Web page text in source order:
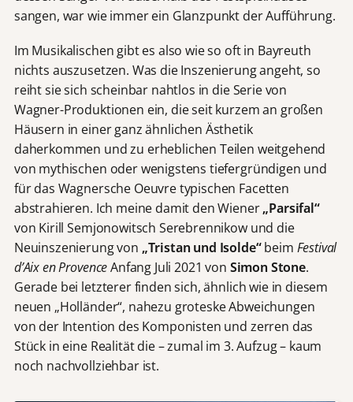
sangen, war wie immer ein Glanzpunkt der Aufführung.
Im Musikalischen gibt es also wie so oft in Bayreuth
nichts auszusetzen. Was die Inszenierung angeht, so
reiht sie sich scheinbar nahtlos in die Serie von
Wagner-Produktionen ein, die seit kurzem an großen
Häusern in einer ganz ähnlichen Ästhetik
daherkommen und zu erheblichen Teilen weitgehend
von mythischen oder wenigstens tiefergründigen und
für das Wagnersche Oeuvre typischen Facetten
abstrahieren. Ich meine damit den Wiener„Parsifal“
von Kirill Semjonowitsch Serebrennikow und die
Neuinszenierung von „Tristan und Isolde“beim Festival
d’Aix en ProvenceAnfang Juli 2021 von Simon Stone.
Gerade bei letzterer finden sich, ähnlich wie in diesem
neuen „Holländer“, nahezu groteske Abweichungen
von der Intention des Komponisten und zerren das
Stück in eine Realität die – zumal im 3. Aufzug – kaum
noch nachvollziehbar ist.